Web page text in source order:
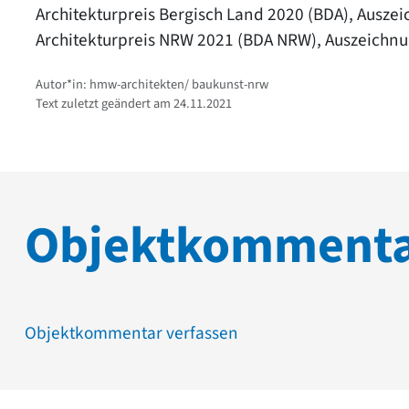
Architekturpreis Bergisch Land 2020 (BDA),
Architekturpreis NRW 2021 (BDA NRW),
Autor*in: hmw-architekten/ baukunst-nrw
Text zuletzt geändert am 24.11.2021
Objektkommentar verfassen